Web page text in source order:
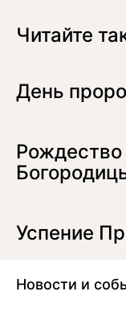
Читайте
День
Успение
Новости и